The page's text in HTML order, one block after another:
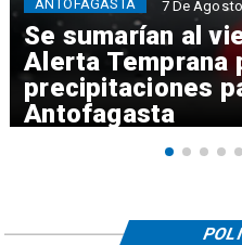
Se sumarían al
Alerta Temprana
precipitaciones
Antofagasta
ANTOFAGASTA 7 De